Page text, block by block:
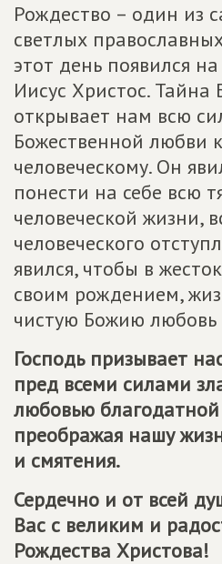
Рождество – один из
светлых
этот день появился
Иисус Христос. Тайна
открывает нам всю
Божественной любви
человеческому. Он
понести на себе всю
человеческой жизни,
человеческого
явился, чтобы в
своим рождением,
чистую Божию любовь
Господь призывает
пред всеми силами
любовью
преображая нашу
и смятения.
Сердечно и от всей
Вас с великим и
Рождества Христова!